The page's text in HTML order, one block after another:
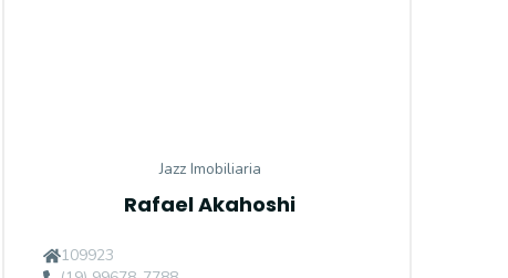
Jazz Imobiliaria
Rafael Akahoshi
109923